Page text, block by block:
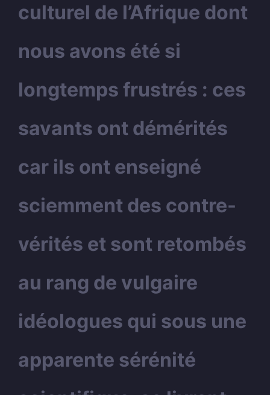
culturel de l’Afrique dont
nous avons été si
longtemps frustrés : ces
savants ont démérités
car ils ont enseigné
sciemment des contre-
vérités et sont retombés
au rang de vulgaire
idéologues qui sous une
apparente sérénité